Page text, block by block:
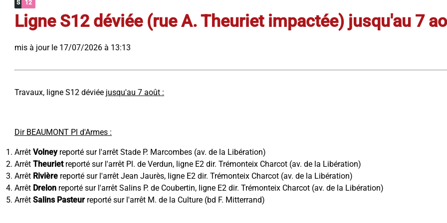
S 12
Ligne S12 déviée (rue A. Theuriet impactée) jusqu'au 7
mis à jour le 17/07/2026 à 13:13
Travaux, ligne S12 déviée jusqu'au 7 août :
Dir BEAUMONT Pl d'Armes :
Arrêt Volneyreporté sur l'arrêt Stade P. Marcombes (av. de la Libération)
Arrêt Theurietreporté sur l'arrêt Pl. de Verdun, ligne E2 dir. Trémonteix Charcot (av. de la Libération)
Arrêt Rivière reporté sur l'arrêt Jean Jaurès, ligne E2 dir. Trémonteix Charcot (av. de la Libération)
Arrêt Drelon reporté sur l'arrêt Salins P. de Coubertin, ligne E2 dir. Trémonteix Charcot (av. de la Libération)
Arrêt Salins Pasteurreporté sur l'arrêt M. de la Culture (bd F. Mitterrand)